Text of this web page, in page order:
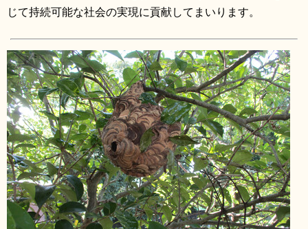
じて持続可能な社会の実現に貢献してまいります。